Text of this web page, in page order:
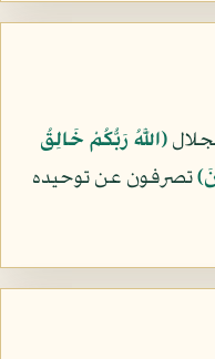
﴿اللَّهُ رَبُّكُمْ خَالِقُ
تصرفون عن توحيده